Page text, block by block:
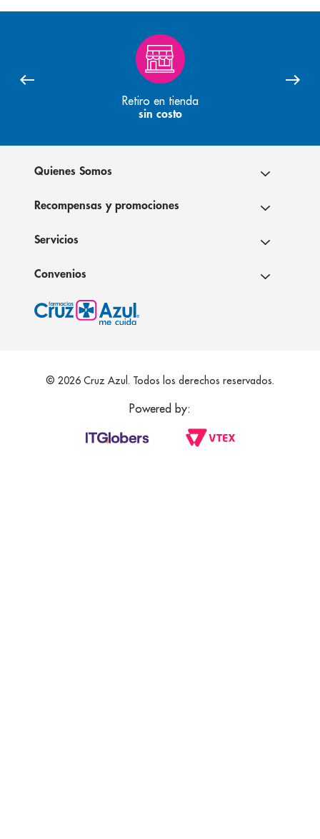
Retiro en tienda
sin costo
Quienes Somos
Recompensas y promociones
Servicios
Convenios
© 2026 Cruz Azul. Todos los derechos reservados.
Powered by: